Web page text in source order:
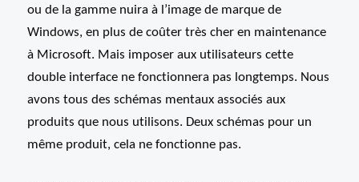
ou de la gamme nuira à l’image de marque de
Windows, en plus de coûter très cher en maintenance
à Microsoft. Mais imposer aux utilisateurs cette
double interface ne fonctionnera pas longtemps. Nous
avons tous des schémas mentaux associés aux
produits que nous utilisons. Deux schémas pour un
même produit, cela ne fonctionne pas.